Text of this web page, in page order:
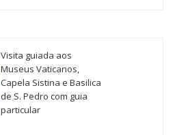
Visita guiada aos
Museus Vaticanos,
Capela Sistina e Basilica
de S. Pedro com guia
particular